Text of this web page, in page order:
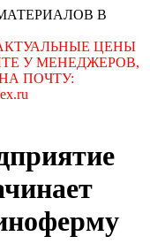
В
ЦЕНЫ
У МЕНЕДЖЕРОВ,
ПОЧТУ: